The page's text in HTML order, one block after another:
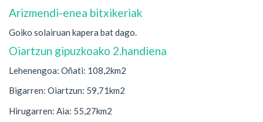
Arizmendi-enea bitxikeriak
Goiko solairuan kapera bat dago.
Oiartzun gipuzkoako 2.handiena
Lehenengoa: Oñati: 108,2km2
Bigarren: Oiartzun: 59,71km2
Hirugarren: Aia: 55,27km2